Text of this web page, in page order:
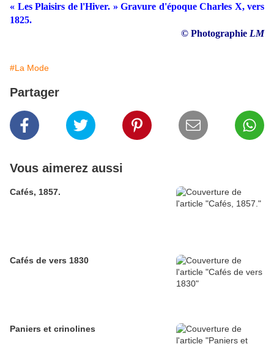
« Les Plaisirs de l'Hiver. » Gravure d'époque Charles X, vers
1825.
© Photographie LM
#La Mode
Partager
Vous aimerez aussi
Cafés, 1857.
Cafés de vers 1830
Paniers et crinolines